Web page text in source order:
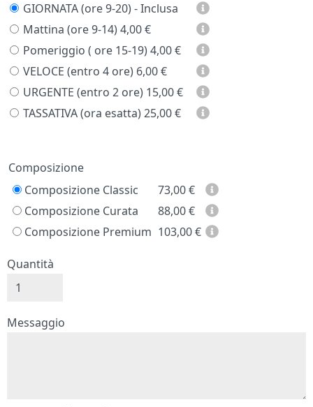
GIORNATA (ore 9-20) - Inclusa
Mattina (ore 9-14) 4,00 €
Pomeriggio ( ore 15-19) 4,00 €
VELOCE (entro 4 ore) 6,00 €
URGENTE (entro 2 ore) 15,00 €
TASSATIVA (ora esatta) 25,00 €
Prezzo
Composizione
Composizione Classic
73,00€
Composizione Curata
88,00€
Composizione Premium 103,00€
Quantità
Messaggio e firma
Messaggio